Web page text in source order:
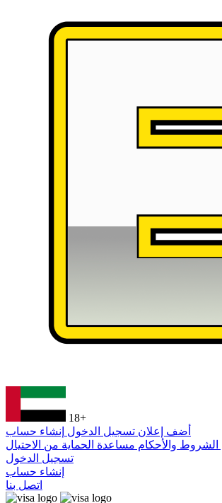
18+
أضف إعلان تسجيل الدخول إنشاء حساب
الشروط والأحكام مساعدة الحماية من الاحتيال
تسجيل الدخول
إنشاء حساب
اتصل بنا